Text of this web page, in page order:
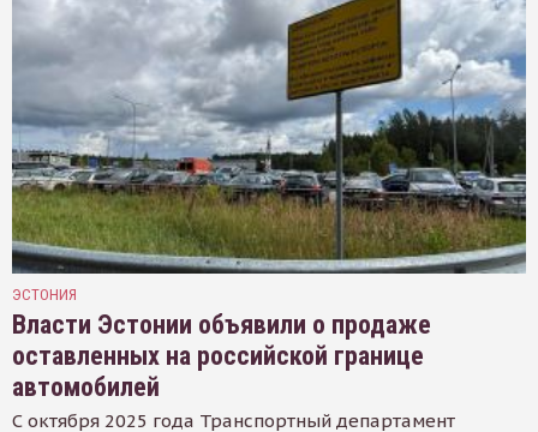
ЭСТОНИЯ
Власти Эстонии объявили о продаже
оставленных на российской границе
автомобилей
С октября 2025 года Транспортный департамент